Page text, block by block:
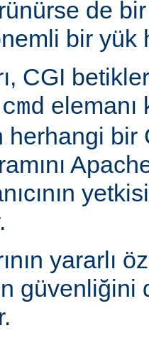
de
bir yük
CGI
elemanı
herhangi
yararlı
güvenliğini